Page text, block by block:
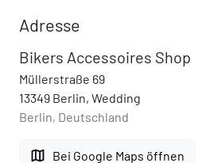
Adresse
Bikers Accessoires Shop
Müllerstraße 69
13349 Berlin, Wedding
Berlin, Deutschland
map Bei Google Maps öffnen